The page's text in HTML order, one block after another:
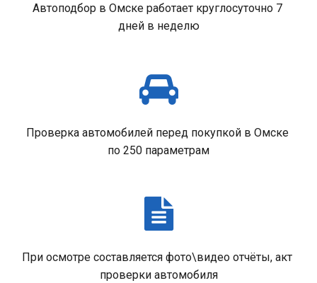
Автоподбор в Омске работает круглосуточно 7
дней в неделю
Проверка автомобилей перед покупкой в Омске
по 250 параметрам
При осмотре составляется фото\видео отчёты, акт
проверки автомобиля